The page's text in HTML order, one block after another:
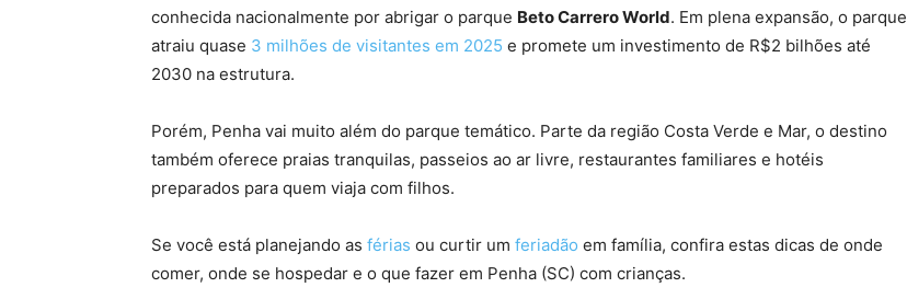
conhecida nacionalmente por abrigar o parque Beto Carrero World. Em plena expansão, o parque
atraiu quase 3 milhões de visitantes em 2025 e promete um investimento de R$2 bilhões até
2030 na estrutura.
Porém, Penha vai muito além do parque temático. Parte da região Costa Verde e Mar, o destino
também oferece praias tranquilas, passeios ao ar livre, restaurantes familiares e hotéis
preparados para quem viaja com filhos.
Se você está planejando as férias ou curtir um feriadão em família, confira estas dicas de onde
comer, onde se hospedar e o que fazer em Penha (SC) com crianças.